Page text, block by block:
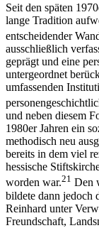
Seit den späten
lange Tradition
entscheidender
ausschließlich
geprägt und eine
untergeordnet
umfassenden
und neben diesem
1980er Jahren ein
methodisch neu
bereits in dem viel
hessische
worden war.21 Den
bildete dann jedoch
Reinhard unter
Freundschaft,